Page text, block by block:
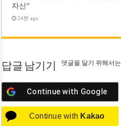
자신”
24분 ago
답글 남기기 댓글을 달기 위해서는
Continue with Google
Continue with Kakao